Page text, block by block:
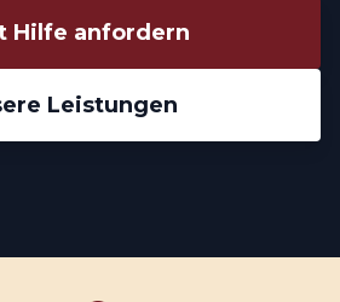
Hilfe anfordern
Leistungen